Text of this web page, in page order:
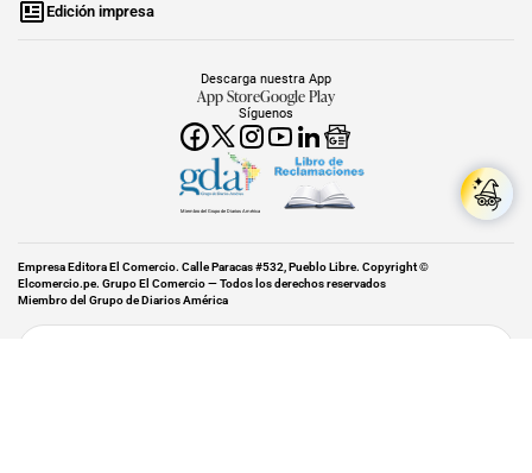
Edición impresa
Síguenos
Descarga nuestra App
App StoreGoogle Play
Miembro del Grupo de Diarios América
Empresa Editora El Comercio. Calle Paracas #532, Pueblo Libre. Copyright ©
Elcomercio.pe. Grupo El Comercio — Todos los derechos reservados
Miembro del Grupo de Diarios América